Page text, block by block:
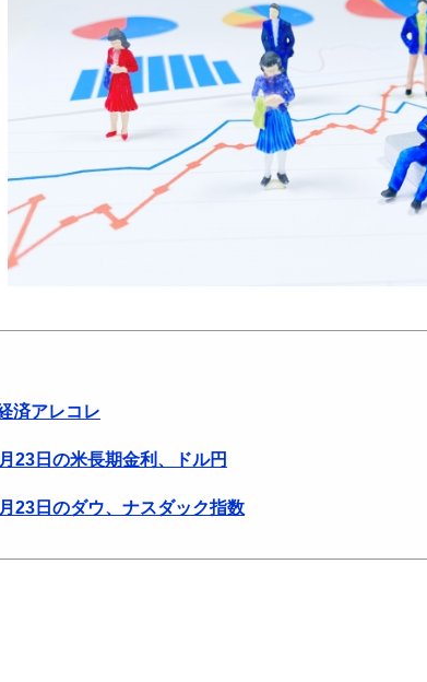
済アレコレ
23日の米長期金利、ドル円
23日のダウ、ナスダック指数